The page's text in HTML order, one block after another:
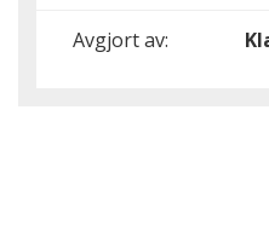
Avgjort av: